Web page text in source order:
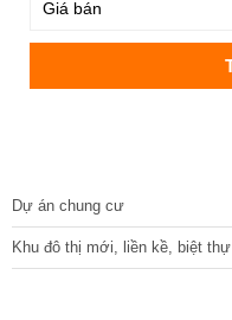
Dự án chung cư
Khu đô thị mới, liền kề, biệt thự